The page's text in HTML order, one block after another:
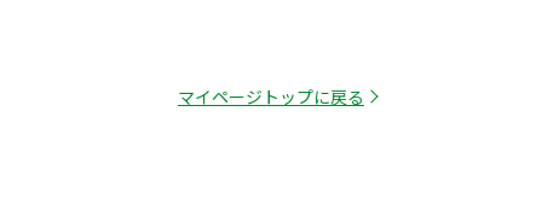
マイページトップに戻る